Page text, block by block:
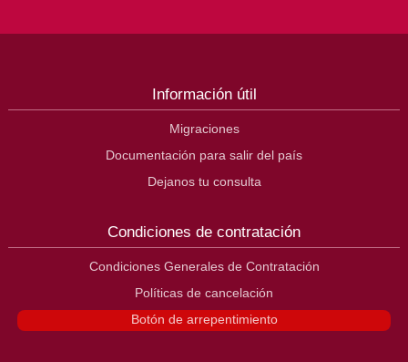
Información útil
Migraciones
Documentación para salir del país
Dejanos tu consulta
Condiciones de contratación
Condiciones Generales de Contratación
Políticas de cancelación
Botón de arrepentimiento